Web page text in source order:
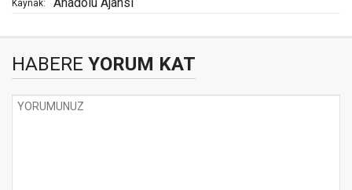
Kaynak: Anadolu Ajansı
HABERE YORUM KAT